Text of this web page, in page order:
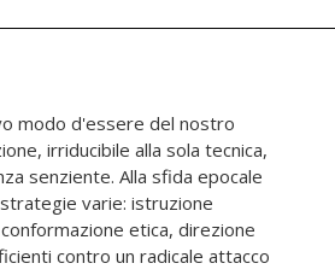
modo d'essere del nostro
irriducibile alla sola tecnica,
senziente. Alla sfida epocale
varie: istruzione
etica, direzione
contro un radicale attacco
un approccio «narcotico» e
ingenuo. Perché se
soluzione ingegneristica, alle
con l'innovazione
oggi siamo chiamati tutti: alla